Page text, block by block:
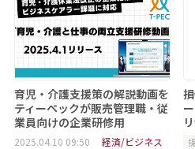
育児・介護支援策の解説動画を
ティーペックが販売管理職・従
業員向けの企業研修用
2025.04.10 09:50 経済/ビジネス